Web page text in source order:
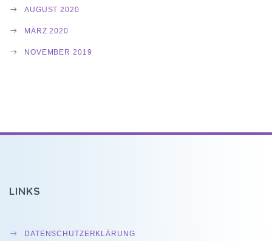
AUGUST 2020
MÄRZ 2020
NOVEMBER 2019
LINKS
DATENSCHUTZERKLÄRUNG